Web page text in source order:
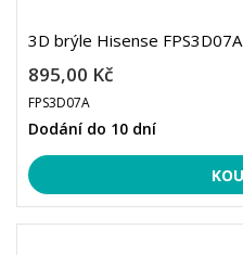
3D brýle Hisense FPS3D07A
895,00 Kč
FPS3D07A
Dodání do 10 dní